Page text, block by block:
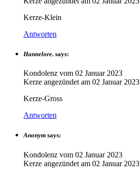
Kerze-Klein
Antworten
Hannelore. says:
Kondolenz vom 02 Januar 2023
Kerze angezündet am 02 Januar 2023
Kerze-Gross
Antworten
Anonym says:
Kondolenz vom 02 Januar 2023
Kerze angezündet am 02 Januar 2023